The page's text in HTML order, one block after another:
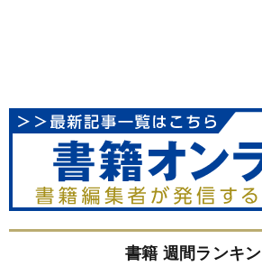
書籍 週間ランキ